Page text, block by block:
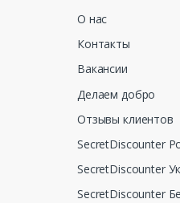
О нас
Контакты
Вакансии
Делаем добро
Отзывы клиентов
SecretDiscounter
SecretDiscounter
SecretDiscounter